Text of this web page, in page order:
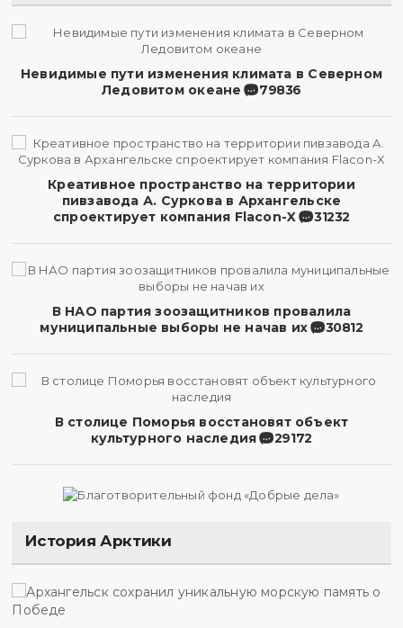
Невидимые пути изменения климата в Северном
Ледовитом океане
79836
Креативное пространство на территории
пивзавода А. Суркова в Архангельске
спроектирует компания Flacon-X
31232
В НАО партия зоозащитников провалила
муниципальные выборы не начав их
30812
В столице Поморья восстановят объект
культурного наследия
29172
История Арктики